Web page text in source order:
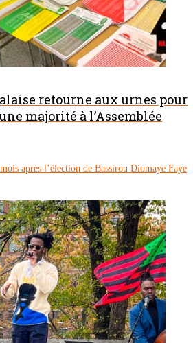
retourne aux urnes pour
majorité à l’Assemblée
après l’élection de Bassirou Diomaye Faye